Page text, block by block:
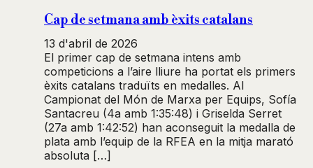
Cap de setmana amb èxits catalans
13 d'abril de 2026
El primer cap de setmana intens amb
competicions a l’aire lliure ha portat els primers
èxits catalans traduïts en medalles. Al
Campionat del Món de Marxa per Equips, Sofía
Santacreu (4a amb 1:35:48) i Griselda Serret
(27a amb 1:42:52) han aconseguit la medalla de
plata amb l’equip de la RFEA en la mitja marató
absoluta […]